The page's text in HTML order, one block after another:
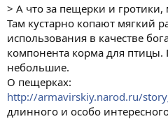
> А что за пещерки и
Там кустарно копают мягкий
использования в качестве
компонента корма для птицы.
небольшие.
О пещерках:
http://armavirskiy.narod.ru/
длинного и особо